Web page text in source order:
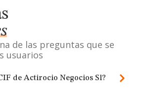
de las preguntas que se
usuarios
de Actirocio Negocios Sl?